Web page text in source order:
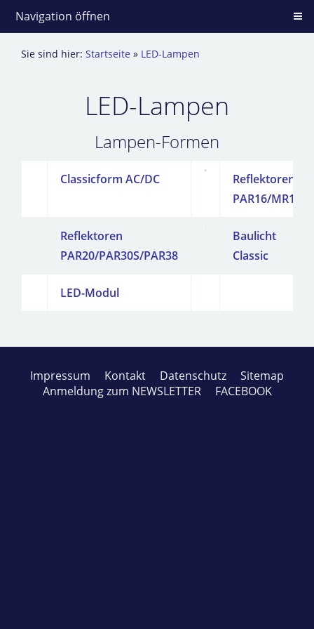
Navigation öffnen
Sie sind hier: Startseite » LED-Lampen
LED-Lampen
Lampen-Formen
Classicform AC/DC
Reflektoren
PAR16/MR16
Reflektoren
PAR20/PAR30S/PAR38
Baulicht
Classic
LED-Modul
Impressum Kontakt Datenschutz
Sitemap
Anmeldung zum NEWSLETTER
FACEBOOK